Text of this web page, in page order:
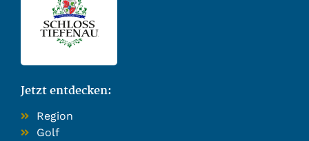
Jetzt entdecken:
Region
Golf